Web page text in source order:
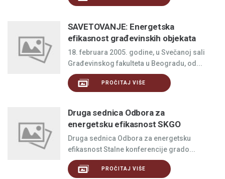
SAVETOVANJE: Energetska
efikasnost građevinskih objekata
18. februara 2005. godine, u Svečanoj sali
Građevinskog fakulteta u Beogradu, od...
PROČITAJ VIŠE
Druga sednica Odbora za
energetsku efikasnost SKGO
Druga sednica Odbora za energetsku
efikasnost Stalne konferencije grado...
PROČITAJ VIŠE